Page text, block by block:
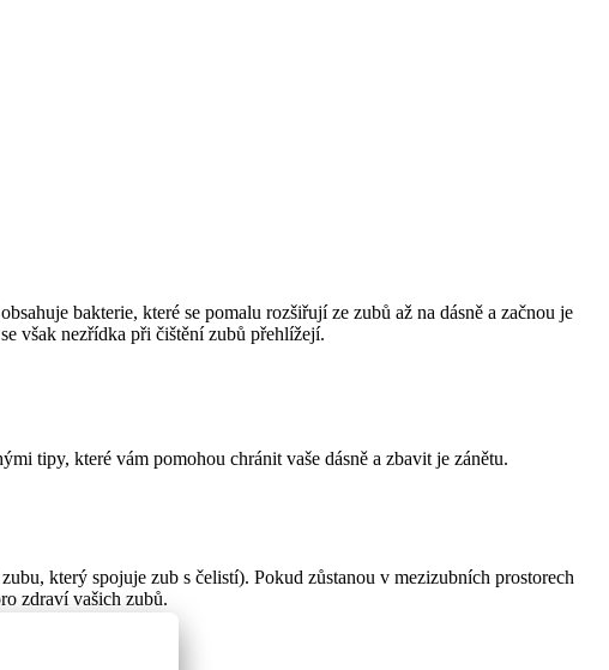
bakterie, které se pomalu rozšiřují ze zubů až na dásně a začnou je
však nezřídka při čištění zubů přehlížejí.
tipy, které vám pomohou chránit vaše dásně a zbavit je zánětu.
který spojuje zub s čelistí). Pokud zůstanou v mezizubních prostorech
zdraví vašich zubů.